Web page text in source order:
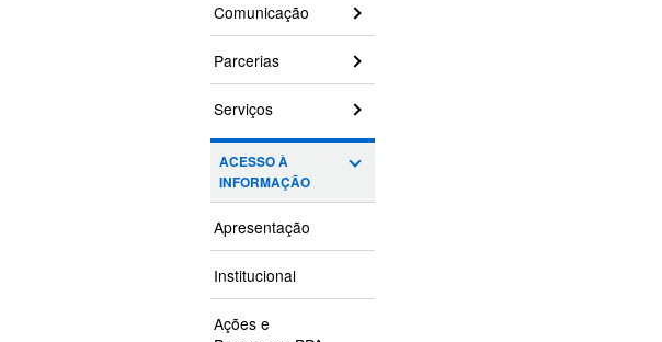
Comunicação
Parcerias
Serviços
ACESSO À
INFORMAÇÃO
Apresentação
Institucional
Ações e